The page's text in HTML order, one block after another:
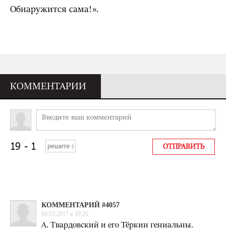
Обнаружится сама!».
КОММЕНТАРИИ
КОММЕНТАРИЙ #4057
04.03.2017 в 19:26
А. Твардовский и его Тёркин гениальны.